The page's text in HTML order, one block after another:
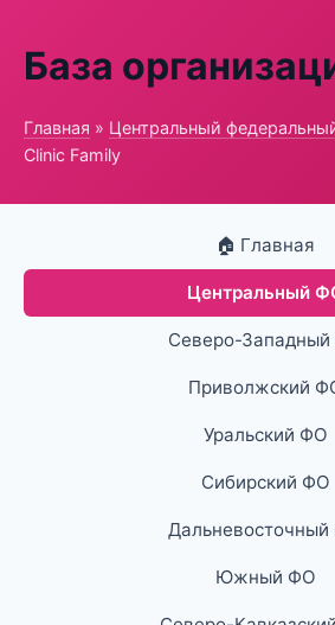
База
Главная » Центральный
Clinic Family
🏠 Главная
Центральный
Северо-
Приволжский
Уральский ФО
Сибирский ФО
Южный ФО